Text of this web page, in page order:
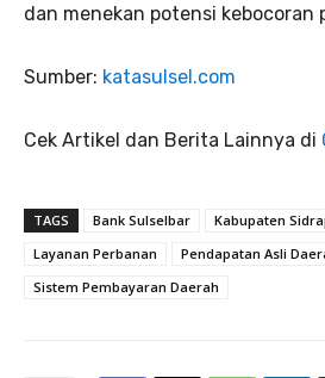
dan menekan potensi kebocoran
Sumber: katasulsel.com
Cek Artikel dan Berita Lainnya di
TAGS Bank Sulselbar Kabupaten
Layanan Perbanan
Pendapatan Asli
Sistem Pembayaran Daerah